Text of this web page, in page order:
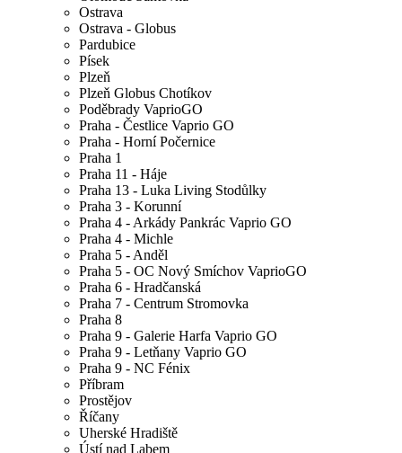
Ostrava
Ostrava - Globus
Pardubice
Písek
Plzeň
Plzeň Globus Chotíkov
Poděbrady VaprioGO
Praha - Čestlice Vaprio GO
Praha - Horní Počernice
Praha 1
Praha 11 - Háje
Praha 13 - Luka Living Stodůlky
Praha 3 - Korunní
Praha 4 - Arkády Pankrác Vaprio GO
Praha 4 - Michle
Praha 5 - Anděl
Praha 5 - OC Nový Smíchov VaprioGO
Praha 6 - Hradčanská
Praha 7 - Centrum Stromovka
Praha 8
Praha 9 - Galerie Harfa Vaprio GO
Praha 9 - Letňany Vaprio GO
Praha 9 - NC Fénix
Příbram
Prostějov
Říčany
Uherské Hradiště
Ústí nad Labem